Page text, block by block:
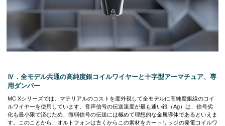
Ⅳ．全モデル共通の高純度銀コイルワイヤーと十字型アーマチュア、専
用ダンパー
MC Xシリーズでは、マテリアルのコストを度外視して全モデルに高純度銀線のコイ
ルワイヤーを使用しています。音声信号の伝送速度が最も速い銀（Ag）は、信号劣
化も最小限で済むため、微弱信号の伝送には極めて理想的な金属導体であるといえま
す。このことから、オルトフォンは古くからこの素材をカートリッジの発電コイルワ